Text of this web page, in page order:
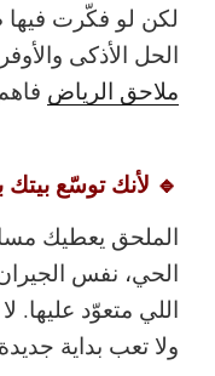
لكن لو فكّرت
الحل الأذكى
ملاحق الرياض
🔹 لأنك توسّع بيتك
الملحق يعطيك
الحي، نفس
اللي متعوّد عليها.
ولا تعب بداية